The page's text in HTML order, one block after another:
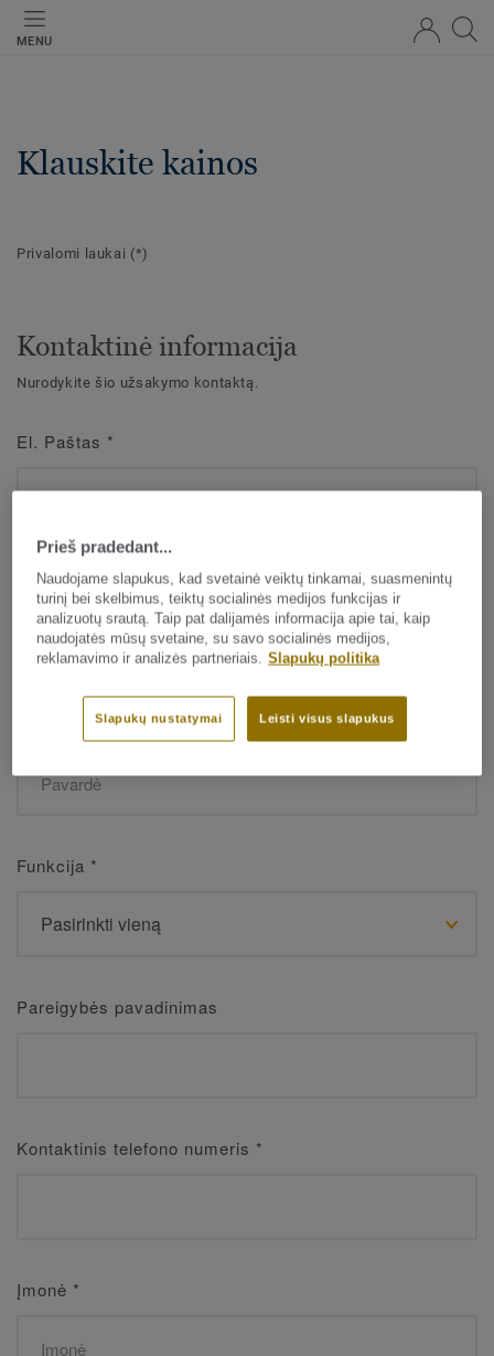
MENU
Klauskite kainos
Privalomi laukai (*)
Kontaktinė informacija
Nurodykite šio užsakymo kontaktą.
El. Paštas *
Vardas*
*
Funkcija *
Pareigybės pavadinimas
Kontaktinis telefono numeris *
Įmonė *
Prieš pradedant...
Naudojame slapukus, kad svetainė veiktų tinkamai, suasmenintų
turinį bei skelbimus, teiktų socialinės medijos funkcijas ir
analizuotų srautą. Taip pat dalijamės informacija apie tai, kaip
naudojatės mūsų svetaine, su savo socialinės medijos,
reklamavimo ir analizės partneriais. Slapukų politika
Leisti visus slapukus
Slapukų nustatymai